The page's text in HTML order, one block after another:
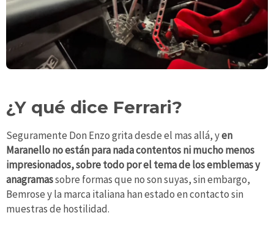
¿Y qué dice Ferrari?
Seguramente Don Enzo grita desde el mas allá, yen
Maranello no están para nada contentos ni mucho menos
impresionados, sobre todo por el tema de los emblemas y
anagramassobre formas que no son suyas, sin embargo,
Bemrose y la marca italiana han estado en contacto sin
muestras de hostilidad.